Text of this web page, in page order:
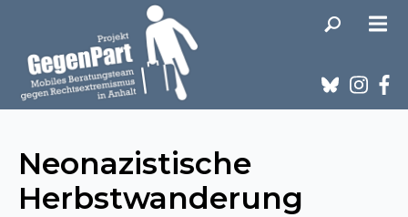
Neonazistische
Herbstwanderung